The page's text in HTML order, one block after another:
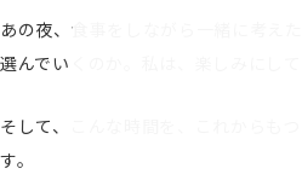
あの夜、食事をしながら一緒に考え
選んでいくのか。私は、楽しみにして
そして、こんな時間を、これからも
す。